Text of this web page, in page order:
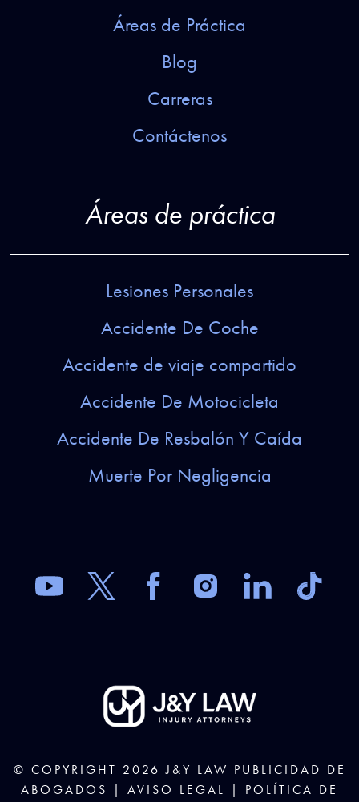
Áreas de Práctica
Blog
Carreras
Contáctenos
Áreas de práctica
Lesiones Personales
Accidente De Coche
Accidente de viaje compartido
Accidente De Motocicleta
Accidente De Resbalón Y Caída
Muerte Por Negligencia
© COPYRIGHT 2026J&Y LAW PUBLICIDAD DE
ABOGADOS | AVISO LEGAL | POLÍTICA DE